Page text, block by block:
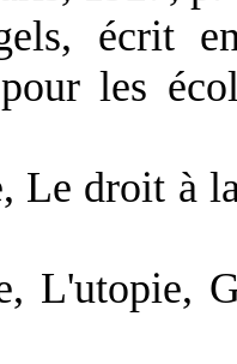
écrit
les
Le droit à
L'utopie,